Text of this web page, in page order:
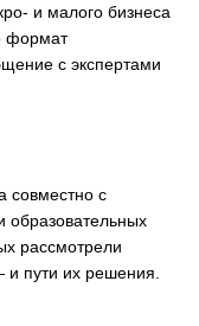
и малого бизнеса
формат
с экспертами
совместно с
образовательных
рассмотрели
пути их решения.